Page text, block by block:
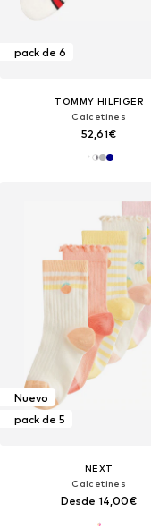
pack de 6
TOMMY HILFIGER
Calcetines
52,61€
Nuevo
pack de 5
NEXT
Calcetines
Desde 14,00€